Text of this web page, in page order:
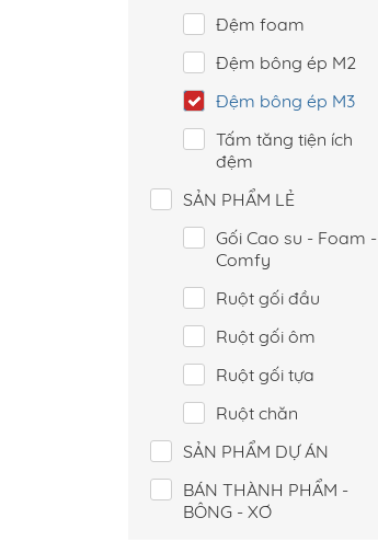
Đệm foam
Đệm bông ép M2
Đệm bông ép M3
Tấm tăng tiện ích
đệm
SẢN PHẨM LẺ
Gối Cao su - Foam -
Comfy
Ruột gối đầu
Ruột gối ôm
Ruột gối tựa
Ruột chăn
SẢN PHẨM DỰ ÁN
BÁN THÀNH PHẨM -
BÔNG - XƠ